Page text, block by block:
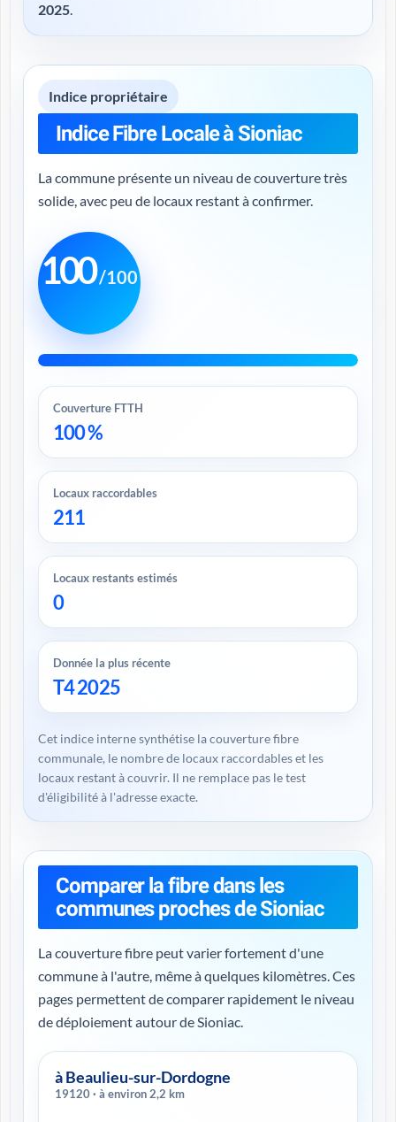
2025.
Indice propriétaire
Indice Fibre Locale à Sioniac
La commune présente un niveau de couverture très
solide, avec peu de locaux restant à confirmer.
100/100
Couverture FTTH
100 %
Locaux raccordables
211
Locaux restants estimés
0
Donnée la plus récente
T4 2025
Cet indice interne synthétise la couverture fibre
communale, le nombre de locaux raccordables et les
locaux restant à couvrir. Il ne remplace pas le test
d'éligibilité à l'adresse exacte.
Comparer la fibre dans les
communes proches de Sioniac
La couverture fibre peut varier fortement d'une
commune à l'autre, même à quelques kilomètres. Ces
pages permettent de comparer rapidement le niveau
de déploiement autour de Sioniac.
à Beaulieu-sur-Dordogne
19120 · à environ 2,2 km